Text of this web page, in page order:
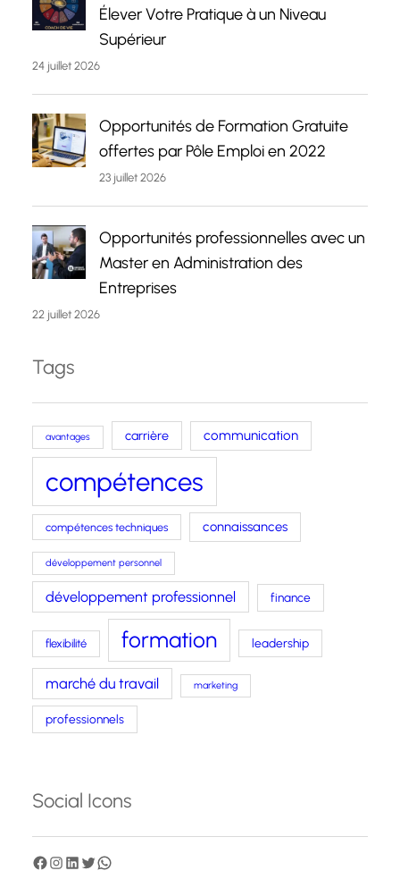
Élever Votre Pratique à un Niveau
Supérieur
24 juillet 2026
Opportunités de Formation Gratuite
offertes par Pôle Emploi en 2022
23 juillet 2026
Opportunités professionnelles avec un
Master en Administration des
Entreprises
22 juillet 2026
Tags
avantages carrière communication
compétences
compétences techniques connaissances
développement personnel
développement professionnel finance
flexibilité formation leadership
marché du travail marketing
professionnels
Social Icons
F I
L T W